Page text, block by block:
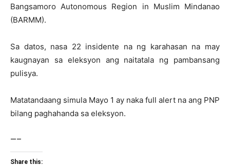
Bangsamoro Autonomous Region in Muslim Mindanao
(BARMM).
Sa datos, nasa 22 insidente na ng karahasan na may
kaugnayan sa eleksyon ang naitatala ng pambansang
pulisya.
Matatandaang simula Mayo 1 ay naka full alert na ang PNP
bilang paghahanda sa eleksyon.
—–
Share this: